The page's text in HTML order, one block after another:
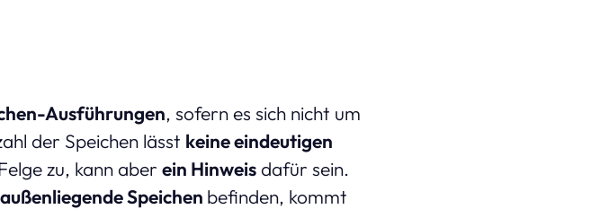
Ausführungen, sofern es sich nicht um
der Speichen lässt keine eindeutigen
zu, kann aber ein Hinweisdafür sein.
Speichen befinden, kommt